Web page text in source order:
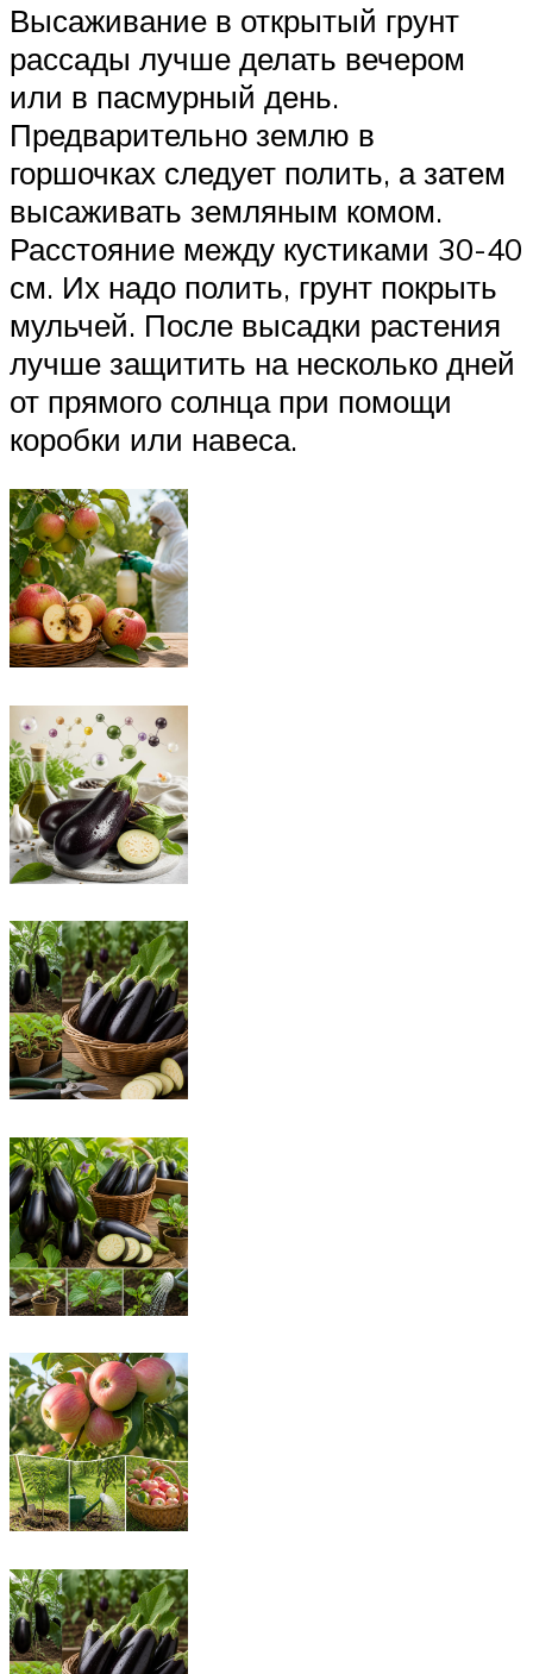
Высаживание в открытый грунт
рассады лучше делать вечером
или в пасмурный день.
Предварительно землю в
горшочках следует полить, а затем
высаживать земляным комом.
Расстояние между кустиками 30-40
см. Их надо полить, грунт покрыть
мульчей. После высадки растения
лучше защитить на несколько дней
от прямого солнца при помощи
коробки или навеса.